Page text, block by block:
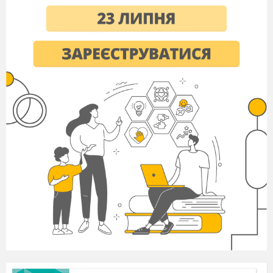
зошит, мультимедійна презентація, картки для
індивідуальної, парної, групової роботи,
роздавальний матеріал(квадратики червоного,
зеленого, синього кольорів), цеглинки Lego,
презентація уроку.
Тип уроку
: вивчення нового матеріалу
На партах (по групах) у кожного лего.
Хід уроку
І. Організаційний момент. Створення
позитивного оптимістичного психологічного
настрою
Поверніться до гостей та привітайтеся!
-Якщо ти любиш обчислювати, - кивни
Якщо ти знаєш склад числа, - тупни ногою.